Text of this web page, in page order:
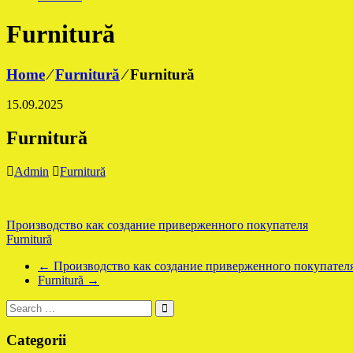
Furnitură
Home⁄Furnitură⁄Furnitură
15.09.2025
Furnitură
Admin Furnitură
Navigare
în
articole
Производство как создание приверженного покупателя
Furnitură
← Производство как создание приверженного
Furnitură →
Categorii